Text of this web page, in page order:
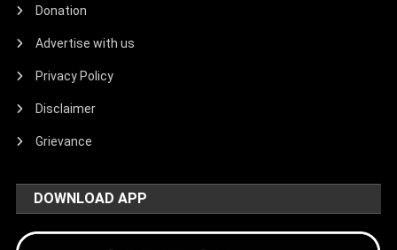
Donation
Advertise with us
Privacy Policy
Disclaimer
Grievance
DOWNLOAD APP